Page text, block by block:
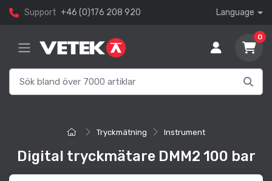
Support +46 (0)176 208 920 Language
0
Tryckmätning Instrument
Digital tryckmätare DMM2 100 bar